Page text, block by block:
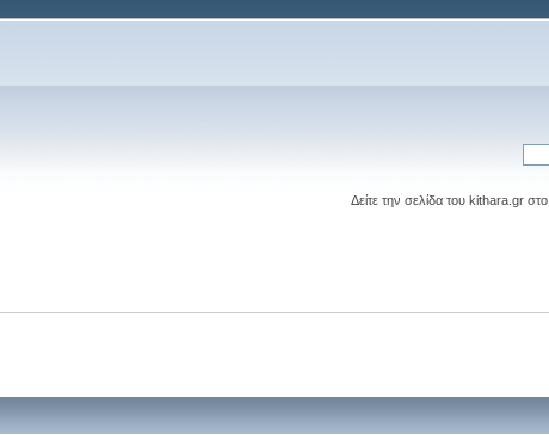
Δείτε την σελίδα του kithara.gr στο